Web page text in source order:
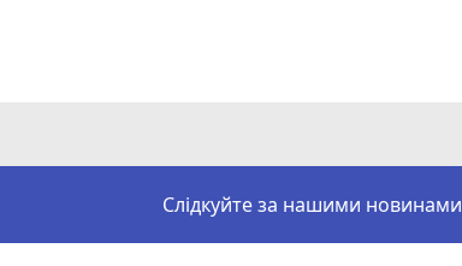
Слідкуйте за нашими новинами